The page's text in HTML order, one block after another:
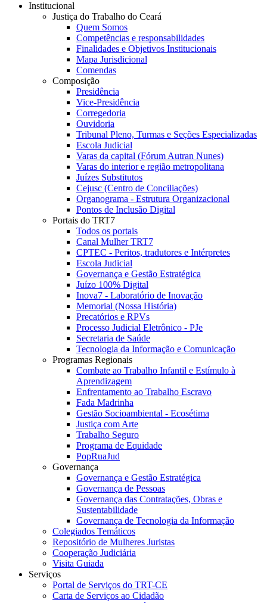
Institucional
Justiça do Trabalho do Ceará
Quem Somos
Competências e responsabilidades
Finalidades e Objetivos Institucionais
Mapa Jurisdicional
Comendas
Composição
Presidência
Vice-Presidência
Corregedoria
Ouvidoria
Tribunal Pleno, Turmas e Seções Especializadas
Escola Judicial
Varas da capital (Fórum Autran Nunes)
Varas do interior e região metropolitana
Juízes Substitutos
Cejusc (Centro de Conciliações)
Organograma - Estrutura Organizacional
Pontos de Inclusão Digital
Portais do TRT7
Todos os portais
Canal Mulher TRT7
CPTEC - Peritos, tradutores e Intérpretes
Escola Judicial
Governança e Gestão Estratégica
Juízo 100% Digital
Inova7 - Laboratório de Inovação
Memorial (Nossa História)
Precatórios e RPVs
Processo Judicial Eletrônico - PJe
Secretaria de Saúde
Tecnologia da Informação e Comunicação
Programas Regionais
Combate ao Trabalho Infantil e Estímulo à
Aprendizagem
Enfrentamento ao Trabalho Escravo
Fada Madrinha
Gestão Socioambiental - Ecosétima
Justiça com Arte
Trabalho Seguro
Programa de Equidade
PopRuaJud
Governança
Governança e Gestão Estratégica
Governança de Pessoas
Governança das Contratações, Obras e
Sustentabilidade
Governança de Tecnologia da Informação
Colegiados Temáticos
Repositório de Mulheres Juristas
Cooperação Judiciária
Visita Guiada
Serviços
Portal de Serviços do TRT-CE
Carta de Serviços ao Cidadão